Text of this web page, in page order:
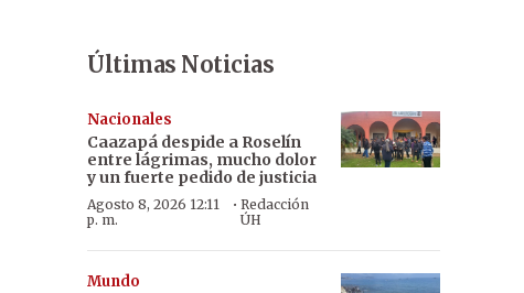
Últimas Noticias
Nacionales
Caazapá despide a Roselín
entre lágrimas, mucho dolor
y un fuerte pedido de justicia
Agosto 8, 2026 12:11
p. m.
· Redacción
ÚH
Mundo